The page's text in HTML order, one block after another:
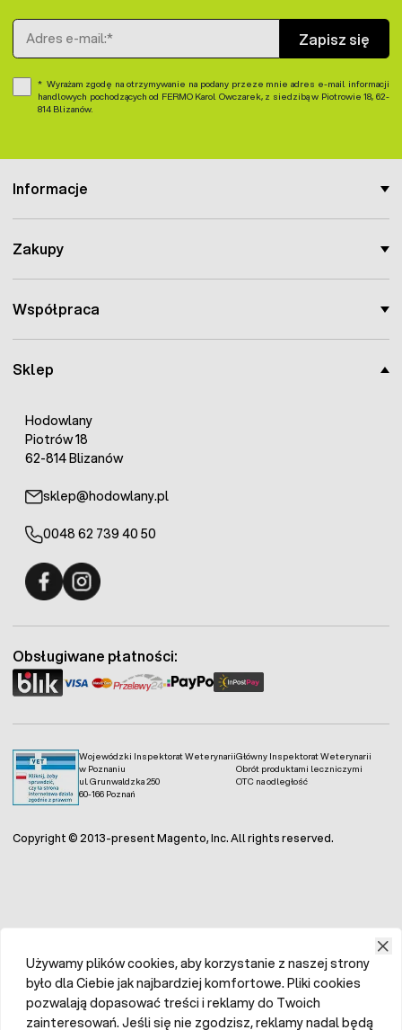
Sklep
Hodowlany
Piotrów 18
62-814 Blizanów
sklep@hodowlany.pl
0048 62 739 40 50
Informacje
Zakupy
Współpraca
Adres e-mail
Zapisz się
Wyrażam zgodę na otrzymywanie na podany przeze mnie adres e-mail informacji
handlowych pochodzących od FERMO Karol Owczarek, z siedzibą w Piotrowie 18, 62-
814 Blizanów.
Wojewódzki Inspektorat Weterynarii
w Poznaniu
ul. Grunwaldzka 250
60-166 Poznań
Główny Inspektorat Weterynarii
Obrót produktami leczniczymi
OTC na odległość
Obsługiwane płatności:
Copyright © 2013-present Magento, Inc. All rights reserved.
Używamy plików cookies, aby korzystanie z naszej strony
było dla Ciebie jak najbardziej komfortowe. Pliki cookies
pozwalają dopasować treści i reklamy do Twoich
zainteresowań. Jeśli się nie zgodzisz, reklamy nadal będą